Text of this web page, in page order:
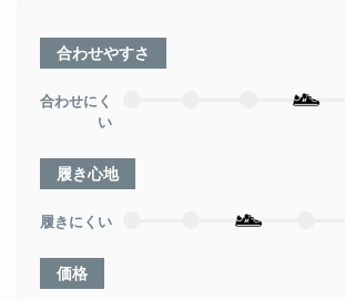
合わせやすさ
合わせにく
い
履き心地
履きにくい
価格